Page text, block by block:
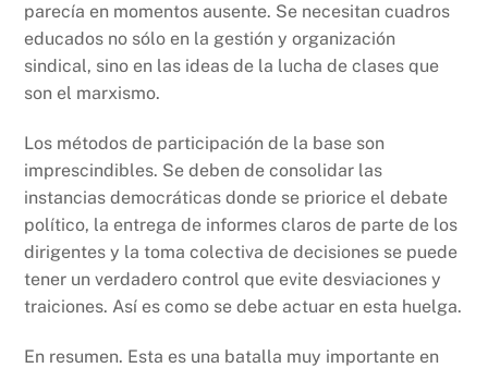
parecía en momentos ausente. Se necesitan cuadros
educados no sólo en la gestión y organización
sindical, sino en las ideas de la lucha de clases que
son el marxismo.
Los métodos de participación de la base son
imprescindibles. Se deben de consolidar las
instancias democráticas donde se priorice el debate
político, la entrega de informes claros de parte de los
dirigentes y la toma colectiva de decisiones se puede
tener un verdadero control que evite desviaciones y
traiciones. Así es como se debe actuar en esta huelga.
En resumen. Esta es una batalla muy importante en